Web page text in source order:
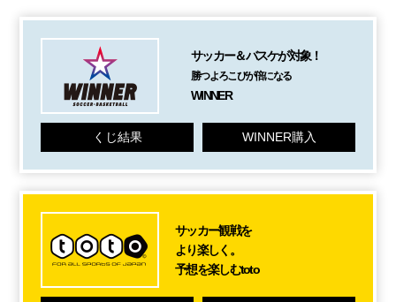
サッカー＆バスケが対象！
勝つよろこびが倍になる
WINNER
くじ結果 WINNER購入
サッカー観戦を
より楽しく。
予想を楽しむtoto